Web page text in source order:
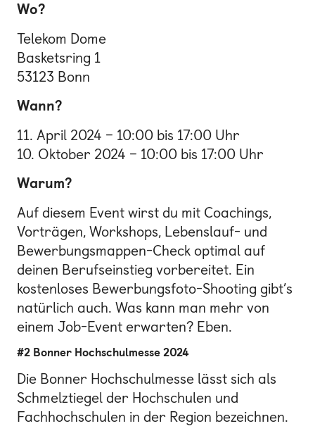
Wo?
Telekom Dome
Basketsring 1
53123 Bonn
Wann?
11. April 2024 – 10:00 bis 17:00 Uhr
10. Oktober 2024 – 10:00 bis 17:00 Uhr
Warum?
Auf diesem Event wirst du mit Coachings,
Vorträgen, Workshops, Lebenslauf- und
Bewerbungsmappen-Check optimal auf
deinen Berufseinstieg vorbereitet. Ein
kostenloses Bewerbungsfoto-Shooting gibt’s
natürlich auch. Was kann man mehr von
einem Job-Event erwarten? Eben.
#2 Bonner Hochschulmesse 2024
Die Bonner Hochschulmesse lässt sich als
Schmelztiegel der Hochschulen und
Fachhochschulen in der Region bezeichnen.